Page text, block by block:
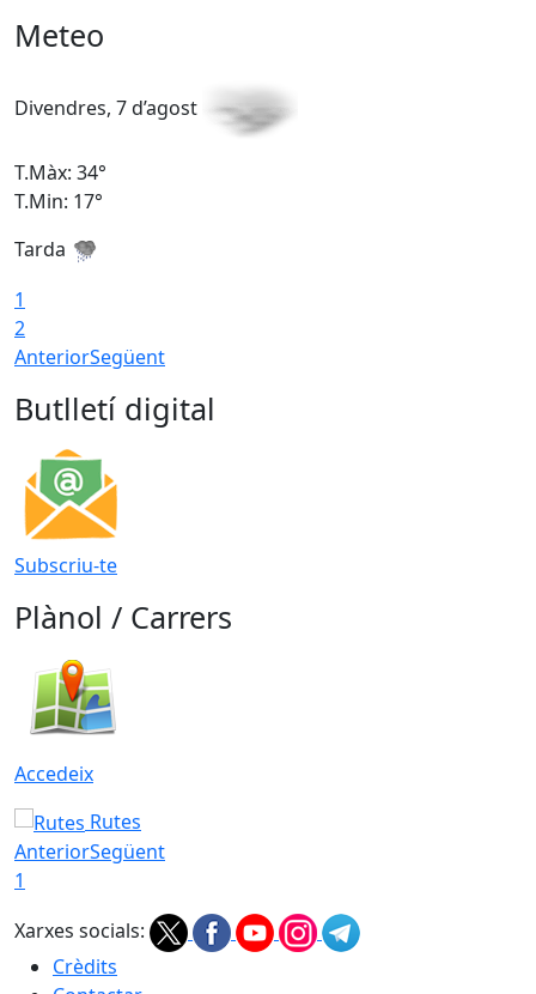
Meteo
Divendres, 7 d’agost
T.Màx: 34°
T.Min: 17°
Tarda
1
2
AnteriorSegüent
Butlletí digital
Subscriu-te
Plànol / Carrers
Accedeix
Rutes
AnteriorSegüent
1
Xarxes socials:
Crèdits